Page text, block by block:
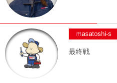
masatoshi-s
最終戦